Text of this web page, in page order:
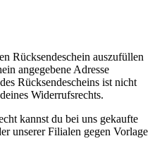
Rücksendeschein auszufüllen
angegebene Adresse
Rücksendescheins ist nicht
Widerrufsrechts.
kannst du bei uns gekaufte
unserer Filialen gegen Vorlage